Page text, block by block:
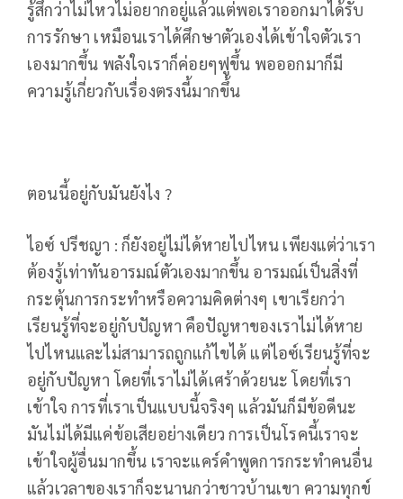
รู้สึกว่าไม่ไหวไม่อยากอยู่แล้วแต่พอเราออกมาได้รับ
การรักษา เหมือนเราได้ศึกษาตัวเองได้เข้าใจตัวเรา
เองมากขึ้น พลังใจเราก็ค่อยๆฟูขึ้น พอออกมาก็มี
ความรู้เกี่ยวกับเรื่องตรงนี้มากขึ้น
ตอนนี้อยู่กับมันยังไง ?
ไอซ์ ปรีชญา : ก็ยังอยู่ไม่ได้หายไปไหน เพียงแต่ว่าเรา
ต้องรู้เท่าทันอารมณ์ตัวเองมากขึ้น อารมณ์เป็นสิ่งที่
กระตุ้นการกระทำหรือความคิดต่างๆ เขาเรียกว่า
เรียนรู้ที่จะอยู่กับปัญหา คือปัญหาของเราไม่ได้หาย
ไปไหนและไม่สามารถถูกแก้ไขได้ แต่ไอซ์เรียนรู้ที่จะ
อยู่กับปัญหา โดยที่เราไม่ได้เศร้าด้วยนะ โดยที่เรา
เข้าใจ การที่เราเป็นแบบนี้จริงๆ แล้วมันก็มีข้อดีนะ
มันไม่ได้มีแค่ข้อเสียอย่างเดียว การเป็นโรคนี้เราจะ
เข้าใจผู้อื่นมากขึ้น เราจะแคร์คำพูดการกระทำคนอื่น
แล้วเวลาของเราก็จะนานกว่าชาวบ้านเขา ความทุกข์